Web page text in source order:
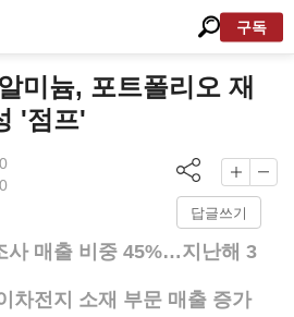
구독
미늄, 포트폴리오 재
'점프'
답글쓰기
사 매출 비중 45%…지난해 3
차전지 소재 부문 매출 증가